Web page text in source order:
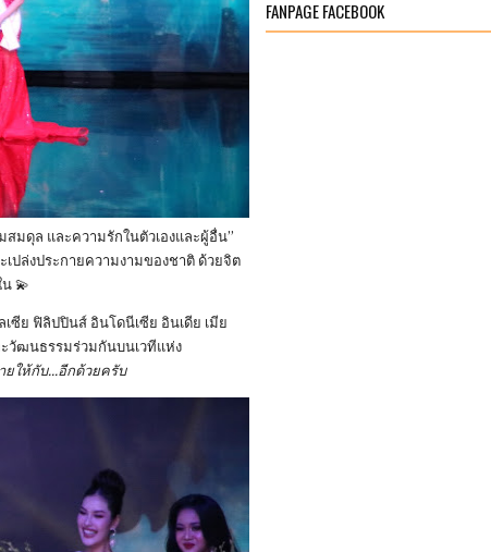
มดุล และความรักในตัวเองและผู้อื่น”
ปล่งประกายความงามของชาติ ด้วยจิต
💫
ซีย ฟิลิปปินส์ อินโดนีเซีย อินเดีย เมีย
วัฒนธรรมร่วมกันบนเวทีแห่ง
ให้กับ...อีกด้วยครับ
FANPAGE FACEBOOK